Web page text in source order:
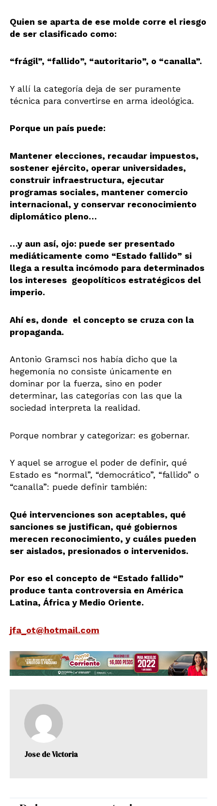
Quien se aparta de ese molde corre el riesgo
de ser clasificado como:
“frágil”, “fallido”, “autoritario”, o “canalla”.
Y allí la categoría deja de ser puramente
técnica para convertirse en arma ideológica.
Porque un país puede:
Mantener elecciones, recaudar impuestos,
sostener ejército, operar universidades,
construir infraestructura, ejecutar
programas sociales, mantener comercio
internacional, y conservar reconocimiento
diplomático pleno…
…y aun así, ojo: puede ser presentado
mediáticamente como “Estado fallido” si
llega a resulta incómodo para determinados
los intereses geopolíticos estratégicos del
imperio.
Ahí es, donde el concepto se cruza con la
propaganda.
Antonio Gramsci nos había dicho que la
hegemonía no consiste únicamente en
dominar por la fuerza, sino en poder
determinar, las categorías con las que la
sociedad interpreta la realidad.
Porque nombrar y categorizar: es gobernar.
Y aquel se arrogue el poder de definir, qué
Estado es “normal”, “democrático”, “fallido” o
“canalla”: puede definir también:
Qué intervenciones son aceptables, qué
sanciones se justifican, qué gobiernos
merecen reconocimiento, y cuáles pueden
ser aislados, presionados o intervenidos.
Por eso el concepto de “Estado fallido”
produce tanta controversia en América
Latina, África y Medio Oriente.
jfa_ot@hotmail.com
Jose de Victoria